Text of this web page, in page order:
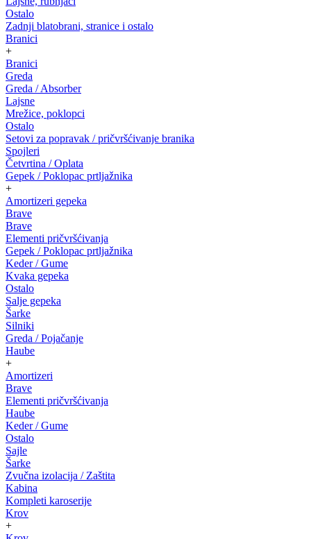
Ostalo
Zadnji blatobrani, stranice i ostalo
Branici
+
Branici
Greda
Greda / Absorber
Lajsne
Mrežice, poklopci
Ostalo
Setovi za popravak / pričvršćivanje branika
Spojleri
Četvrtina / Oplata
Gepek / Poklopac prtljažnika
+
Amortizeri gepeka
Brave
Brave
Elementi pričvršćivanja
Gepek / Poklopac prtljažnika
Keder / Gume
Kvaka gepeka
Ostalo
Salje gepeka
Šarke
Silniki
Greda / Pojačanje
Haube
+
Amortizeri
Brave
Elementi pričvršćivanja
Haube
Keder / Gume
Ostalo
Sajle
Šarke
Zvučna izolacija / Zaštita
Kabina
Kompleti karoserije
Krov
+